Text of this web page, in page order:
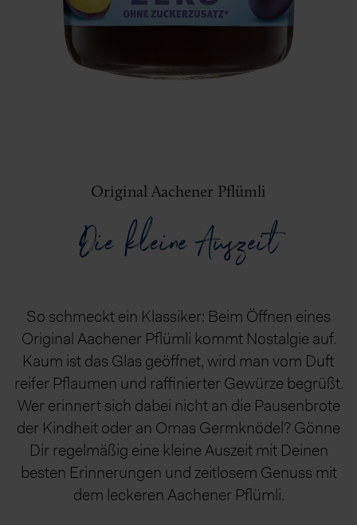
Original Aachener Pflümli
Die kleine Auszeit
So schmeckt ein Klassiker: Beim Öffnen eines
Original Aachener Pflümli kommt Nostalgie auf.
Kaum ist das Glas geöffnet, wird man vom Duft
reifer Pflaumen und raffinierter Gewürze begrüßt.
Wer erinnert sich dabei nicht an die Pausenbrote
der Kindheit oder an Omas Germknödel? Gönne
Dir regelmäßig eine kleine Auszeit mit Deinen
besten Erinnerungen und zeitlosem Genuss mit
dem leckeren Aachener Pflümli.